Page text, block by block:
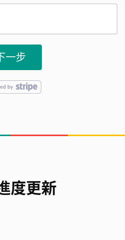
一步
度更新